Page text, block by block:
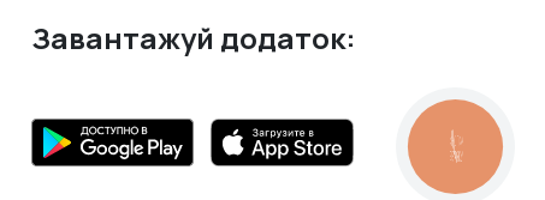
Завантажуй додаток:
КНОПКА
ЗВ'ЯЗКУ